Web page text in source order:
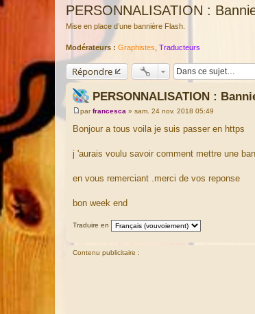
PERSONNALISATION :
Mise en place d’une bannière Flash.
Modérateurs : Graphistes Traducteurs
Répondre
PERSONNALISATION :
M
s
g
parfrancesca » sam. 24 nov. 2018 05:49
Bonjour a tous voila je suis passer en https
j 'aurais voulu savoir comment mettre une
en vous remerciant .merci de vos reponse
bon week end
Traduire en
Contenu publicitaire :